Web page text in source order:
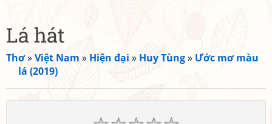
Lá hát
Thơ»Việt Nam » Hiện đại » Huy Tùng» Ước mơ màu
lá (2019)